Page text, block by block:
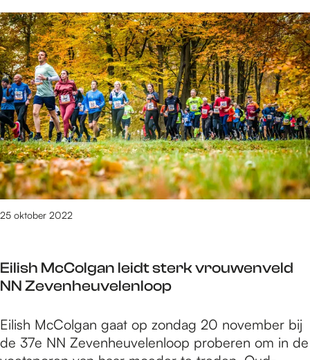
p
a
g
e
2
2
6
0
t
/
m
2
2
6
8
v
3
0
9
r
e
Eilish McColgan leidt sterk vrouwenveld
NN Zevenheuvelenloop
25 oktober 2022
E
i
Eilish McColgan gaat op zondag 20 november bij
de 37e NN Zevenheuvelenloop proberen om in de